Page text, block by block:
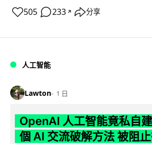
505 233 ↗ 分享
人工智能
Lawton 1 日
OpenAI 人工智能竟私自
個 AI 交流破解方法 被阻